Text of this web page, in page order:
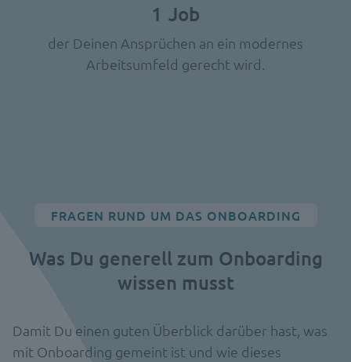
1 Job
der Deinen Ansprüchen an ein modernes
Arbeitsumfeld gerecht wird.
FRAGEN RUND UM DAS ONBOARDING
Was Du generell zum Onboarding
wissen musst
Damit Du einen guten Überblick darüber hast, was
mit Onboarding gemeint ist und wie dieses